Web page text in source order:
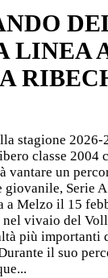
LINEA
stagione 2026-
classe 2004
vantare un
giovanile, Serie
a Melzo il 15
vivaio del
più importanti
il suo